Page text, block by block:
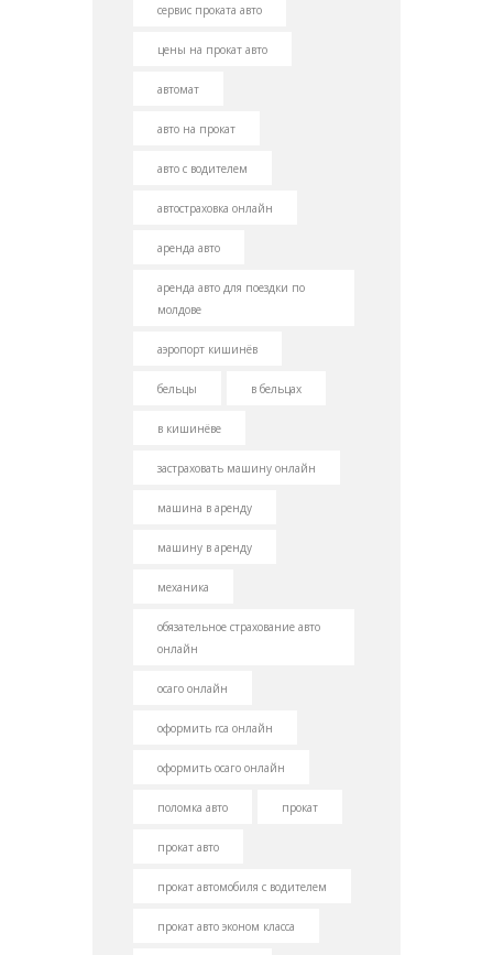
сервис проката авто
цены на прокат авто
автомат
авто на прокат
авто с водителем
автостраховка онлайн
аренда авто
аренда авто для поездки по
молдове
аэропорт кишинёв
бельцы в бельцах
в кишинёве
застраховать машину онлайн
машина в аренду
машину в аренду
механика
обязательное страхование авто
онлайн
осаго онлайн
оформить rca онлайн
оформить осаго онлайн
поломка авто прокат
прокат авто
прокат автомобиля с водителем
прокат авто эконом класса